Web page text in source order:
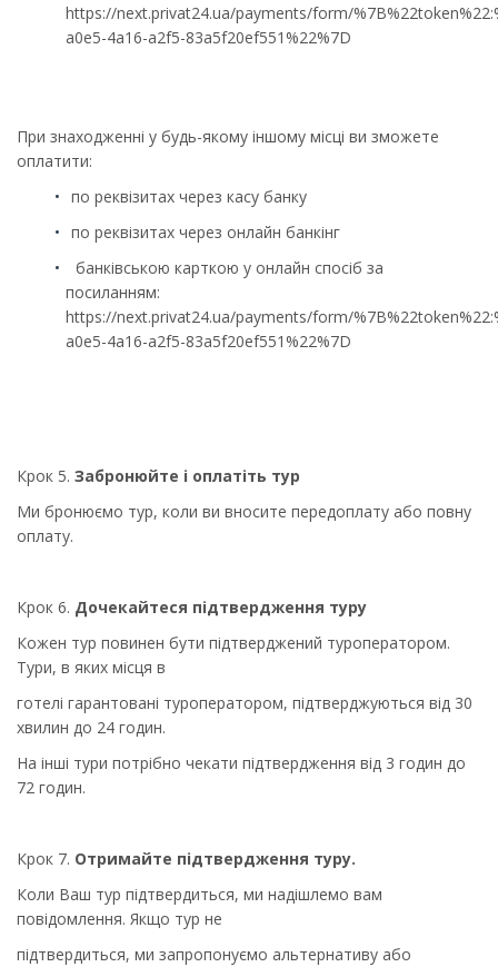
https://next.privat24.ua/payments/form/
a0e5-4a16-a2f5-83a5f20ef551%22%7D
При знаходженні у будь-якому іншому місці ви зможете
оплатити:
по реквізитах через касу банку
по реквізитах через онлайн банкінг
банківською карткою у онлайн спосіб за
посиланням:
https://next.privat24.ua/payments/form/
a0e5-4a16-a2f5-83a5f20ef551%22%7D
Крок 5. Забронюйте і оплатіть тур
Ми бронюємо тур, коли ви вносите передоплату або повну
оплату.
Крок 6. Дочекайтеся підтвердження туру
Кожен тур повинен бути підтверджений туроператором.
Тури, в яких місця в
готелі гарантовані туроператором, підтверджуються від 30
хвилин до 24 годин.
На інші тури потрібно чекати підтвердження від 3 годин до
72 годин.
Крок 7. Отримайте підтвердження туру.
Коли Ваш тур підтвердиться, ми надішлемо вам
повідомлення. Якщо тур не
підтвердиться, ми запропонуємо альтернативу або